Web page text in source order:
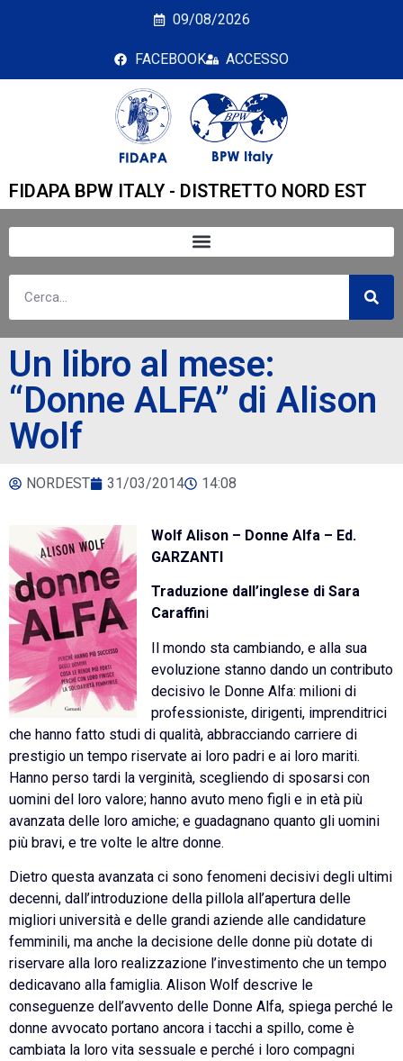
Un libro al mese:
09/08/2026
FACEBOOK ACCESSO
FIDAPA BPW ITALY - DISTRETTO NORD EST
Un libro al mese:
“Donne ALFA” di Alison
Wolf
NORDEST 31/03/2014 14:08
Wolf Alison – Donne Alfa – Ed.
GARZANTI
Traduzione dall’inglese di Sara
Caraffini
Il mondo sta cambiando, e alla sua
evoluzione stanno dando un contributo
decisivo le Donne Alfa: milioni di
professioniste, dirigenti, imprenditrici
che hanno fatto studi di qualità, abbracciando carriere di
prestigio un tempo riservate ai loro padri e ai loro mariti.
Hanno perso tardi la verginità, scegliendo di sposarsi con
uomini del loro valore; hanno avuto meno figli e in età più
avanzata delle loro amiche; e guadagnano quanto gli uomini
più bravi, e tre volte le altre donne.
Dietro questa avanzata ci sono fenomeni decisivi degli ultimi
decenni, dall’introduzione della pillola all’apertura delle
migliori università e delle grandi aziende alle candidature
femminili, ma anche la decisione delle donne più dotate di
riservare alla loro realizzazione l’investimento che un tempo
dedicavano alla famiglia. Alison Wolf descrive le
conseguenze dell’avvento delle Donne Alfa, spiega perché le
donne avvocato portano ancora i tacchi a spillo, come è
cambiata la loro vita sessuale e perché i loro compagni